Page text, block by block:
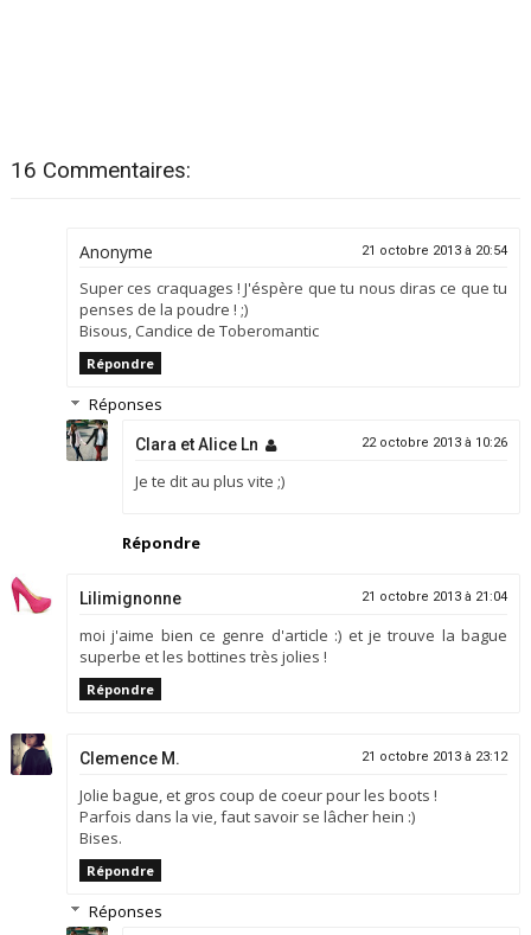
16 Commentaires:
Anonyme 21 octobre 2013 à 20:54
Super ces craquages ! J'éspère que tu nous diras ce que tu
penses de la poudre ! ;)
Bisous, Candice de Toberomantic
Répondre
Réponses
Clara et Alice Ln 22 octobre 2013 à 10:26
Je te dit au plus vite ;)
Répondre
Lilimignonne 21 octobre 2013 à 21:04
moi j'aime bien ce genre d'article :) et je trouve la bague
superbe et les bottines très jolies !
Répondre
Clemence M. 21 octobre 2013 à 23:12
Jolie bague, et gros coup de coeur pour les boots !
Parfois dans la vie, faut savoir se lâcher hein :)
Bises.
Répondre
Réponses